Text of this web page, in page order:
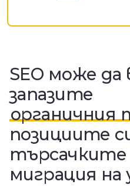
SEO може да
запазите
органичния
позициите
търсачките
миграция на